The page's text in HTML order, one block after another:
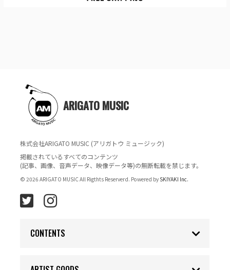
ARIGATO MUSIC
株式会社ARIGATO MUSIC (アリガトウ ミュージック)
掲載されているすべてのコンテンツ
(記事、画像、音声データ、映像データ等)の無断転載を禁じます。
© 2026 ARIGATO MUSIC All Rigthts Reserverd. Powered by SKIYAKI Inc.
CONTENTS